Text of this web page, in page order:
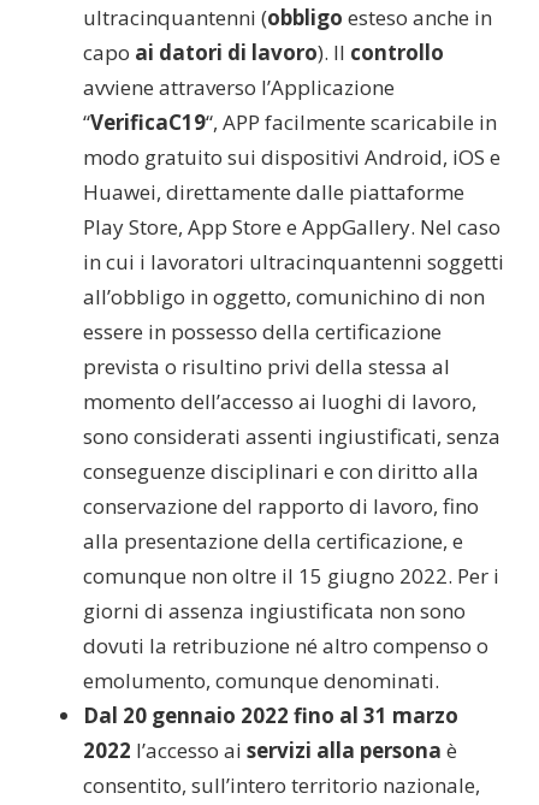
ultracinquantenni (obbligo esteso anche in
capo ai datori di lavoro). Il controllo
avviene attraverso l’Applicazione
“VerificaC19“, APP facilmente scaricabile in
modo gratuito sui dispositivi Android, iOS e
Huawei, direttamente dalle piattaforme
Play Store, App Store e AppGallery. Nel caso
in cui i lavoratori ultracinquantenni soggetti
all’obbligo in oggetto, comunichino di non
essere in possesso della certificazione
prevista o risultino privi della stessa al
momento dell’accesso ai luoghi di lavoro,
sono considerati assenti ingiustificati, senza
conseguenze disciplinari e con diritto alla
conservazione del rapporto di lavoro, fino
alla presentazione della certificazione, e
comunque non oltre il 15 giugno 2022. Per i
giorni di assenza ingiustificata non sono
dovuti la retribuzione né altro compenso o
emolumento, comunque denominati.
Dal 20 gennaio 2022 fino al 31 marzo
2022 l’accesso ai servizi alla persona è
consentito, sull’intero territorio nazionale,